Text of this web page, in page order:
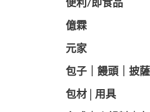
便利/即食品
億霖
元家
包子｜饅頭｜披
包材│用具